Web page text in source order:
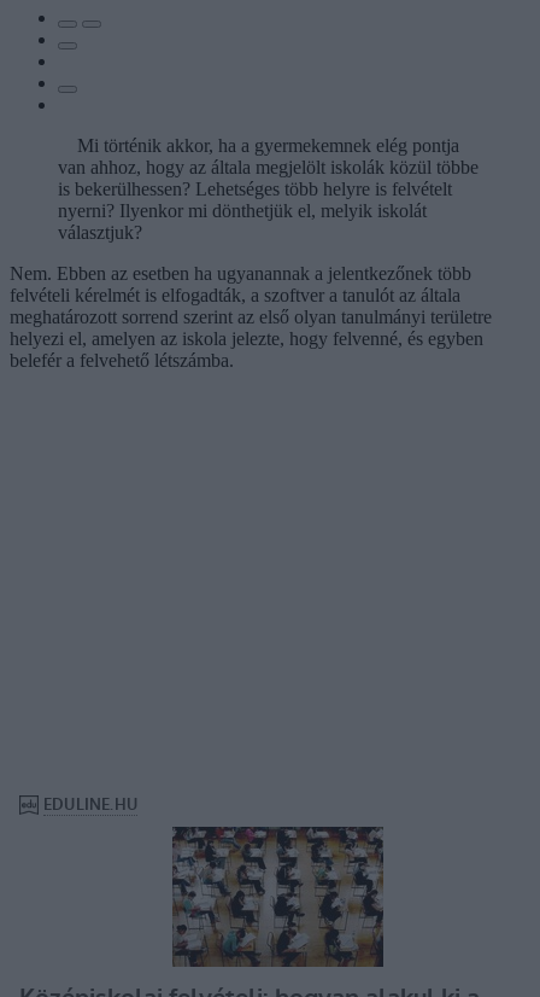
Mi történik akkor, ha a gyermekemnek elég pontja
van ahhoz, hogy az általa megjelölt iskolák közül többe
is bekerülhessen? Lehetséges több helyre is felvételt
nyerni? Ilyenkor mi dönthetjük el, melyik iskolát
választjuk?
Nem. Ebben az esetben ha ugyanannak a jelentkezőnek több
felvételi kérelmét is elfogadták, a szoftver a tanulót az általa
meghatározott sorrend szerint az első olyan tanulmányi területre
helyezi el, amelyen az iskola jelezte, hogy felvenné, és egyben
belefér a felvehető létszámba.